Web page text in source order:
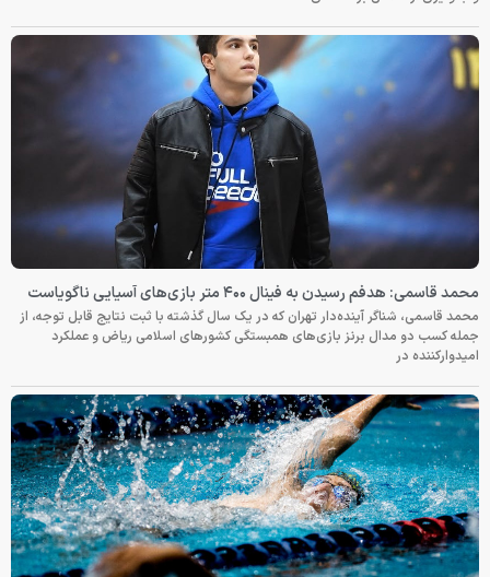
محمد قاسمی: هدفم رسیدن به فینال ۴۰۰ متر بازی‌های آسیایی ناگویاست
محمد قاسمی، شناگر آینده‌دار تهران که در یک سال گذشته با ثبت نتایج قابل توجه، از
جمله کسب دو مدال برنز بازی‌های همبستگی کشورهای اسلامی ریاض و عملکرد
امیدوارکننده در